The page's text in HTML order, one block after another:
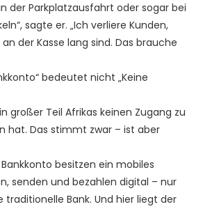
der Parkplatzausfahrt oder sogar bei
sagte er. „Ich verliere Kunden,
der Kasse lang sind. Das brauche
bedeutet nicht „Keine
großer Teil Afrikas keinen Zugang zu
hat. Das stimmt zwar – ist aber
besitzen ein mobiles
senden und bezahlen digital – nur
Bank. Und hier liegt der